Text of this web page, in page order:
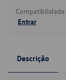
Entrar
Descrição